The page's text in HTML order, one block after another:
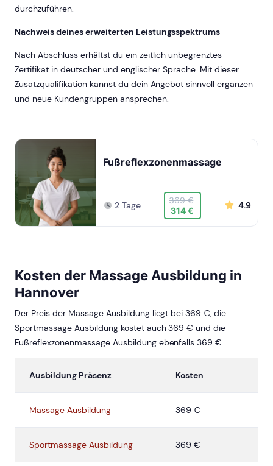
durchzuführen.
Nachweis deines erweiterten Leistungsspektrums
Nach Abschluss erhältst du ein zeitlich unbegrenztes
Zertifikat in deutscher und englischer Sprache. Mit dieser
Zusatzqualifikation kannst du dein Angebot sinnvoll ergänzen
und neue Kundengruppen ansprechen.
Fußreflexzonenmassage
2 Tage
369 €
314 €
4.9
Kosten der Massage Ausbildung in
Hannover
Der Preis der Massage Ausbildung liegt bei 369 €, die
Sportmassage Ausbildung kostet auch 369 € und die
Fußreflexzonenmassage Ausbildung ebenfalls 369 €.
Ausbildung Präsenz Kosten
Massage Ausbildung 369 €
Sportmassage Ausbildung 369 €